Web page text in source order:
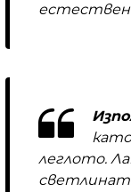
леглото.